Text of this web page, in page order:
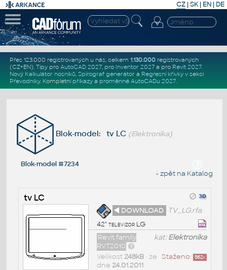
CZ | SK| EN | DE
Přes 123.000 registrovaných u nás, celkem 1.130.000registrovaných
(CZ+EN). Tipy pro AutoCAD 2027, pro Inventor 2027a pro Revit 2027.
Nový Kalkulátor nosníků, Spirograf generátor a Regresní křivkyv sekci
Převodníky. Kompletní příkazya proměnné AutoCADu 2027.
Blok-model: tv LC (Elektronika)
Blok-model #7234
« zpět na Katalog
tv LC
◄ DOWNLOAD
TV_LG.rfa
42" televizor LG
kat:Elektronika
Revit family
RVT2010
Staženo: 562x
Velikost 248kB• ze
dne 24.01.2011